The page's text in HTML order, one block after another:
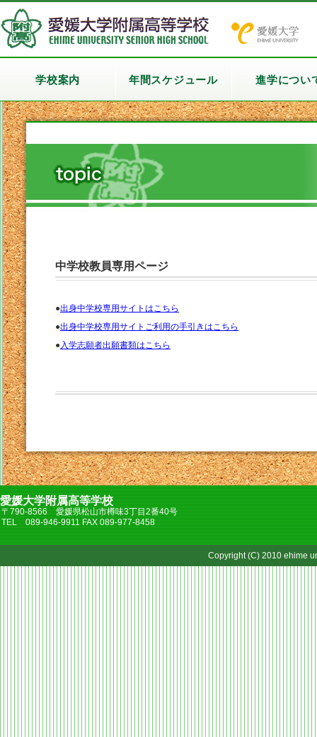
学校案内 年間スケジュール 進学につい
中学校教員専用ページ
●出身中学校専用サイトはこちら
●出身中学校専用サイトご利用の手引きはこちら
●入学志願者出願書類はこちら
愛媛大学附属高等学校
〒790-8566 愛媛県松山市樽味3丁目2番40号
TEL 089-946-9911 FAX 089-977-8458
Copyright (C) 2010 ehime